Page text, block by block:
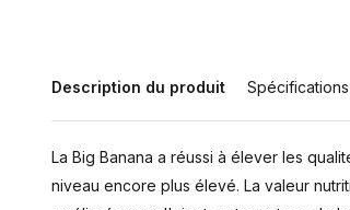
Description du produit
La Big Banana a réussi à élever les
niveau encore plus élevé. La valeur